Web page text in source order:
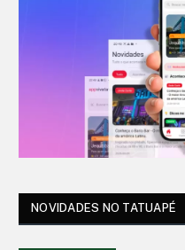
NOVIDADES NO TATUAPÉ